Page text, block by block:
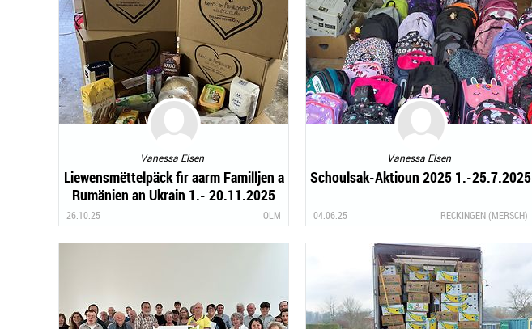
Vanessa Elsen
Liewensmëttelpäck fir aarm Familljen a
Rumänien an Ukrain 1.- 20.11.2025
26.10.25 OLM
Vanessa Elsen
Schoulsak-Aktioun 2025 1.-25.7.2025
04.06.25 RECKINGEN (MERSCH)